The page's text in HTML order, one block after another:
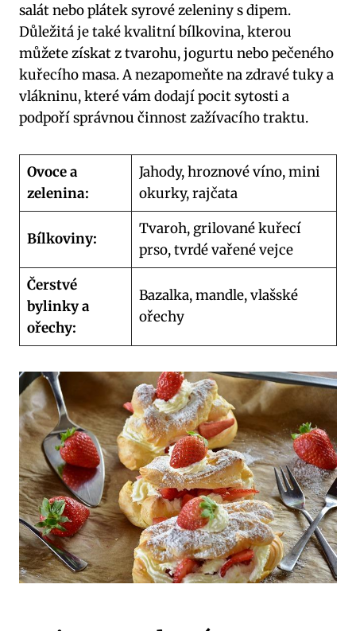
salát nebo plátek syrové zeleniny s dipem.
Důležitá je také kvalitní bílkovina, kterou
můžete získat z tvarohu, jogurtu nebo pečeného
kuřecího masa. A nezapomeňte na zdravé tuky a
vlákninu, které vám dodají pocit sytosti a
podpoří správnou činnost zažívacího traktu.
Ovoce a
zelenina:
Jahody, hroznové víno, mini
okurky, rajčata
Bílkoviny:
Tvaroh, grilované kuřecí
prso, tvrdé vařené vejce
Čerstvé
bylinky a
ořechy:
Bazalka, mandle, vlašské
ořechy